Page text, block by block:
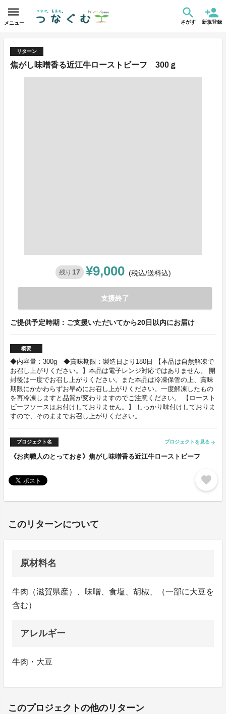
メニュー さがす 新規登録
リターン
焦がし味噌香る近江牛ローストビーフ 300ｇ
残り 17 ¥9,000 (税込/送料込)
支援終了
ご提供予定時期：ご支援いただいてから20日以内にお届け
概要
◆内容量：300g ◆賞味期限：製造日より180日 【本品は自然解凍で
お召し上がりください。】本品は電子レンジ対応ではありません。 開
封後は一度でお召し上がりください。また本品は冷凍保管の上、賞味
期限にかかわらずお早めにお召し上がりください。一度解凍したもの
を再冷凍しますと品質が変わりますのでご注意ください。 【ロースト
ビーフソースはお付けしておりません。】 しっかり味付けしておりま
すので、そのままでお召し上がりください。
プロジェクト名 プロジェクトを見る arrow_forward
《お肉職人のとっておき》焦がし味噌香る近江牛ローストビーフ
favorite
このリターンについて
原材料名
牛肉（滋賀県産）、味噌、食塩、胡椒、（一部に大豆を
含む）
アレルギー
牛肉・大豆
このプロジェクトの他のリターン